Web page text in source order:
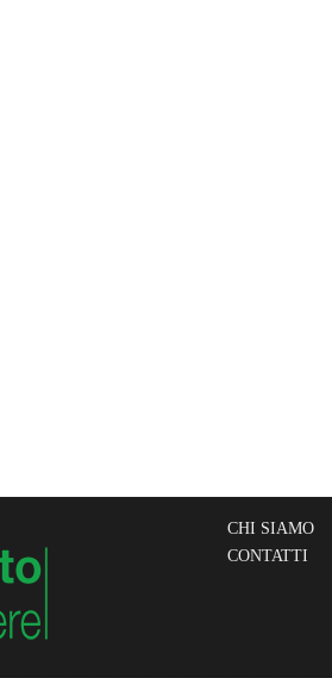
CHI SIAMO
CONTATTI